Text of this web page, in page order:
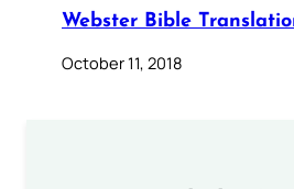
Webster Bible
October 11, 2018